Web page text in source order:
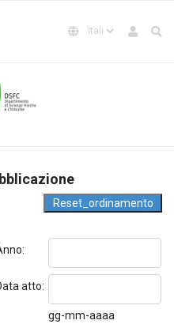
atto:
gg-mm-aaaa